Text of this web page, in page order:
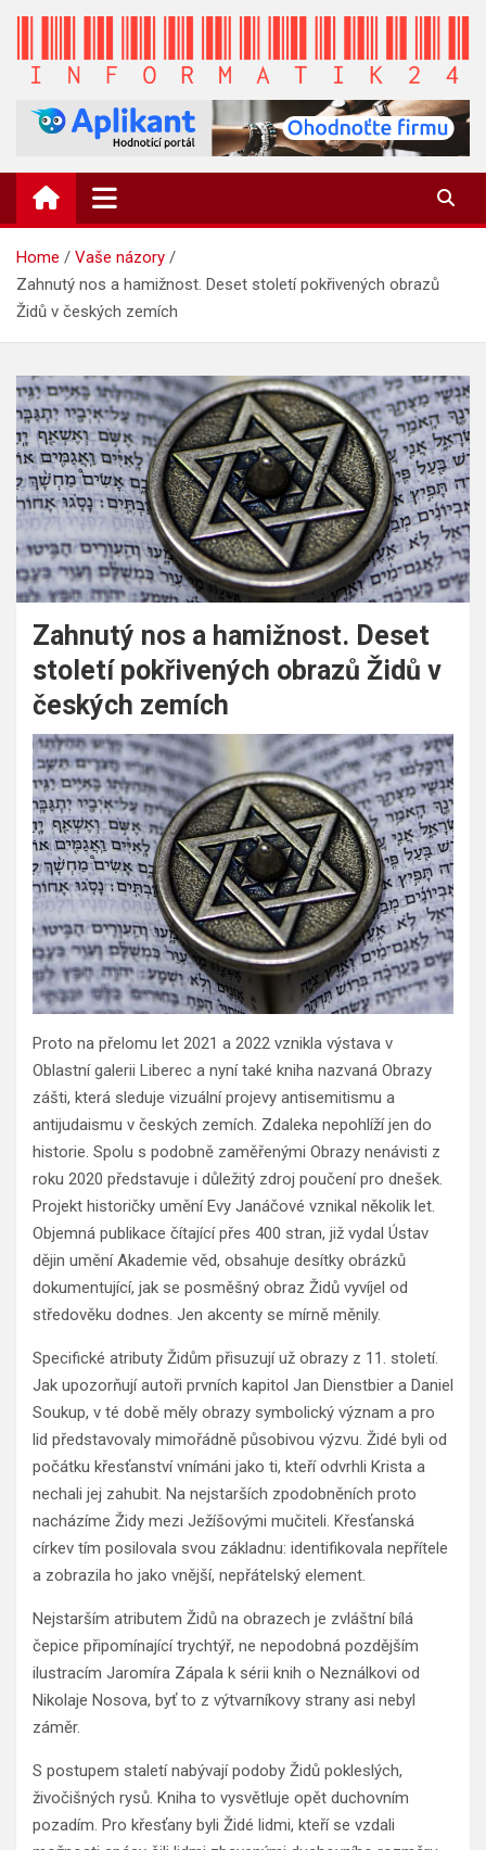
Skip
content
INFORMATIK24.CZ
Zpravodajství informací a novinky
Home
Vaše názory
Zahnutý nos a hamižnost. Deset století pokřivených obrazů
Židů v českých zemích
Zahnutý nos a hamižnost. Deset
století pokřivených obrazů Židů v
českých zemích
Proto na přelomu let 2021 a 2022 vznikla výstava v
Oblastní galerii Liberec a nyní také kniha nazvaná Obrazy
zášti, která sleduje vizuální projevy antisemitismu a
antijudaismu v českých zemích. Zdaleka nepohlíží jen do
historie. Spolu s podobně zaměřenými Obrazy nenávisti z
roku 2020 představuje i důležitý zdroj poučení pro dnešek.
Projekt historičky umění Evy Janáčové vznikal několik let.
Objemná publikace čítající přes 400 stran, již vydal Ústav
dějin umění Akademie věd, obsahuje desítky obrázků
dokumentující, jak se posměšný obraz Židů vyvíjel od
středověku dodnes. Jen akcenty se mírně měnily.
Specifické atributy Židům přisuzují už obrazy z 11. století.
Jak upozorňují autoři prvních kapitol Jan Dienstbier a Daniel
Soukup, v té době měly obrazy symbolický význam a pro
lid představovaly mimořádně působivou výzvu. Židé byli od
počátku křesťanství vnímáni jako ti, kteří odvrhli Krista a
nechali jej zahubit. Na nejstarších zpodobněních proto
nacházíme Židy mezi Ježíšovými mučiteli. Křesťanská
církev tím posilovala svou základnu: identifikovala nepřítele
a zobrazila ho jako vnější, nepřátelský element.
Nejstarším atributem Židů na obrazech je zvláštní bílá
čepice připomínající trychtýř, ne nepodobná pozdějším
ilustracím Jaromíra Zápala k sérii knih o Neználkovi od
Nikolaje Nosova, byť to z výtvarníkovy strany asi nebyl
záměr.
S postupem staletí nabývají podoby Židů pokleslých,
živočišných rysů. Kniha to vysvětluje opět duchovním
pozadím. Pro křesťany byli Židé lidmi, kteří se vzdali